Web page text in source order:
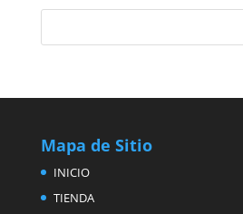
desde
Mapa de Sitio
INICIO
TIENDA